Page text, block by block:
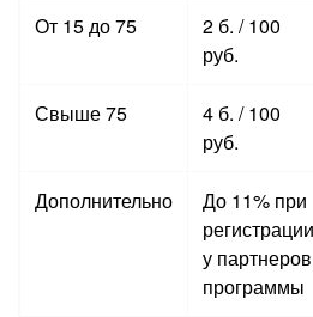
От 15 до 75
2 б. / 100
руб.
Свыше 75
4 б. / 100
руб.
Дополнительно
До 11% при
регистрации
у партнеров
программы